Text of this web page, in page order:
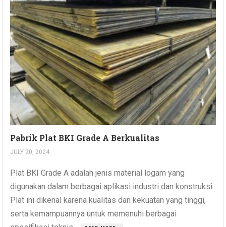
Pabrik Plat BKI Grade A Berkualitas
JULY 20, 2024
Plat BKI Grade A adalah jenis material logam yang
digunakan dalam berbagai aplikasi industri dan konstruksi.
Plat ini dikenal karena kualitas dan kekuatan yang tinggi,
serta kemampuannya untuk memenuhi berbagai